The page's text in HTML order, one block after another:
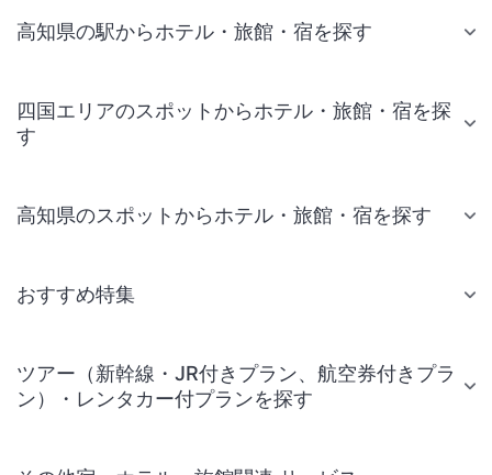
高知県の駅からホテル・旅館・宿を探す
四国エリアのスポットからホテル・旅館・宿を探
す
高知県のスポットからホテル・旅館・宿を探す
おすすめ特集
ツアー（新幹線・JR付きプラン、航空券付きプラ
ン）・レンタカー付プランを探す